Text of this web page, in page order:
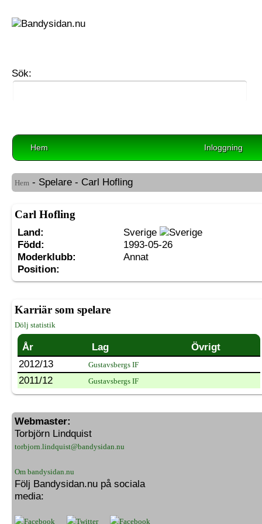
Sök:
Hem Inloggning
Hem - Spelare - Carl Hofling
Carl Hofling
Land:
Sverige
Född:
1993-05-26
Moderklubb:
Annat
Position:
Karriär som spelare
Dölj statistik
År Lag
Övrigt
2012/13
Gustavsbergs IF
2011/12 Gustavsbergs IF
Webmaster:
Torbjörn Lindquist
torbjorn.lindquist@bandysidan.nu
Om bandysidan.nu
Följ Bandysidan.nu på sociala
media: